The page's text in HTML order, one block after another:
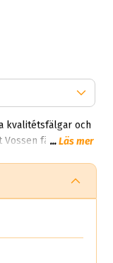
kvalitétsfälgar och
fälgar idag
mer än
över identifierar
fälgar, tävlingar
...Läs mer